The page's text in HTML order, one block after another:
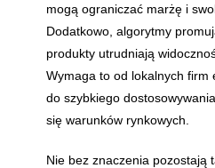
mogą ograniczać marżę i
Dodatkowo, algorytmy
produkty utrudniają
Wymaga to od lokalnych firm
do szybkiego
się warunków rynkowych.
Nie bez znaczenia pozostają